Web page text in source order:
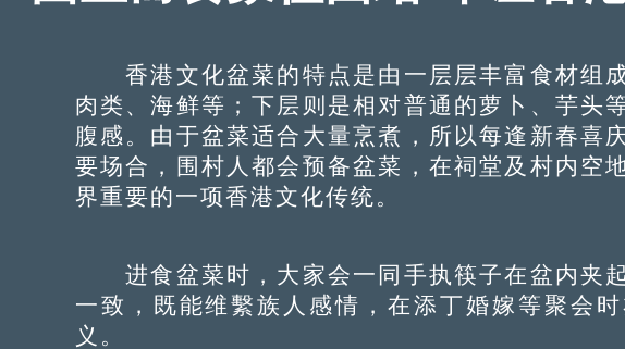
香港文化盆菜的特点是由一层层丰富食材组
肉类、海鲜等；下层则是相对普通的萝卜、芋头
腹感。由于盆菜适合大量烹煮，所以每逢新春喜
要场合，围村人都会预备盆菜，在祠堂及村内空
界重要的一项香港文化传统。
进食盆菜时，大家会一同手执筷子在盆内夹
一致，既能维繫族人感情，在添丁婚嫁等聚会
义。